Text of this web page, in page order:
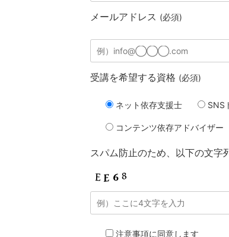
メールアドレス (必須)
受講を希望する資格 (必須)
ネット依存支援士 SNS
コンテンツ依存アドバイザー
スパム防止のため、以下の文字
注意事項に同意します